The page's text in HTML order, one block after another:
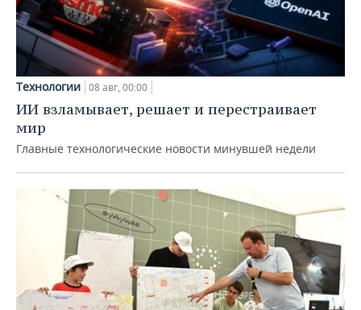
Технологии 08 авг, 00:00
ИИ взламывает, решает и перестраивает
мир
Главные технологические новости минувшей недели